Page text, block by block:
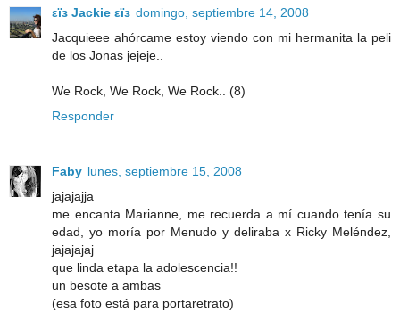
εïз Jackie εïз domingo, septiembre 14, 2008
Jacquieee ahórcame estoy viendo con mi hermanita la peli
de los Jonas jejeje..
We Rock, We Rock, We Rock.. (8)
Responder
Faby lunes, septiembre 15, 2008
jajajajja
me encanta Marianne, me recuerda a mí cuando tenía su
edad, yo moría por Menudo y deliraba x Ricky Meléndez,
jajajajaj
que linda etapa la adolescencia!!
un besote a ambas
(esa foto está para portaretrato)